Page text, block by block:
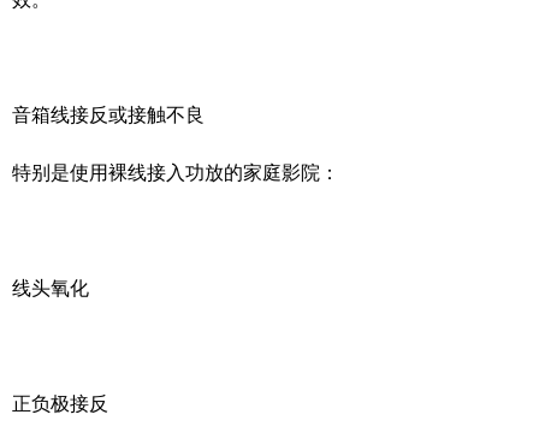
音箱线接反或接触不良
特别是使用裸线接入功放的家庭影院：
线头氧化
正负极接反